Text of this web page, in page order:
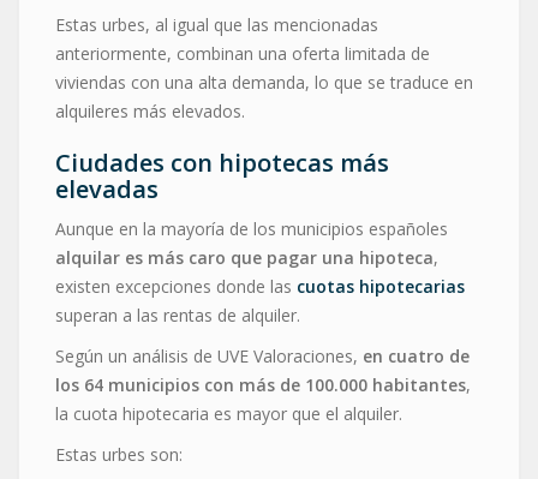
Estas urbes, al igual que las mencionadas
anteriormente, combinan una oferta limitada de
viviendas con una alta demanda, lo que se traduce en
alquileres más elevados.
Ciudades con hipotecas más
elevadas
Aunque en la mayoría de los municipios españoles
alquilar es más caro que pagar una hipoteca,
existen excepciones donde las cuotas hipotecarias
superan a las rentas de alquiler.
Según un análisis de UVE Valoraciones, en cuatro de
los 64 municipios con más de 100.000 habitantes,
la cuota hipotecaria es mayor que el alquiler.
Estas urbes son: